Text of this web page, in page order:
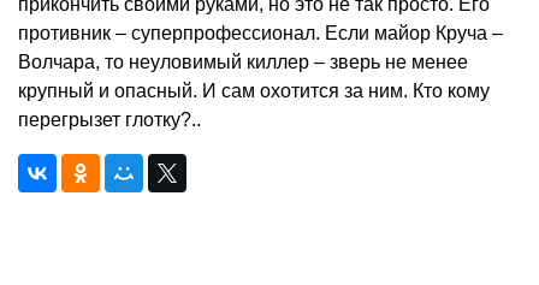
прикончить своими руками, но это не так просто. Его
противник – суперпрофессионал. Если майор Круча –
Волчара, то неуловимый киллер – зверь не менее
крупный и опасный. И сам охотится за ним. Кто кому
перегрызет глотку?..